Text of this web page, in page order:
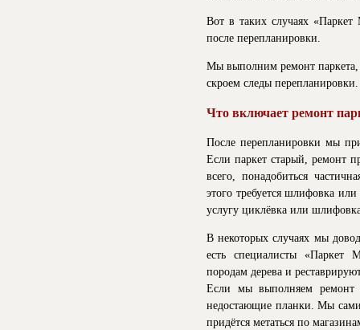
Вот в таких случаях «Паркет
после перепланировки.
Мы выполним ремонт паркета,
скроем следы перепланировки.
Что включает ремонт
После перепланировки мы
Если паркет старый, ремонт
всего, понадобиться
этого требуется шлифовка
услугу циклёвка или
В некоторых случаях мы
есть специалисты «Паркет
породам дерева и
Если мы выполняем ремонт
недостающие планки. Мы
придётся метаться по